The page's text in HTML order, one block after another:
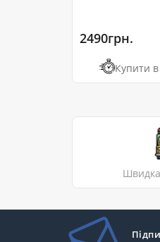
2490грн.
Купити в